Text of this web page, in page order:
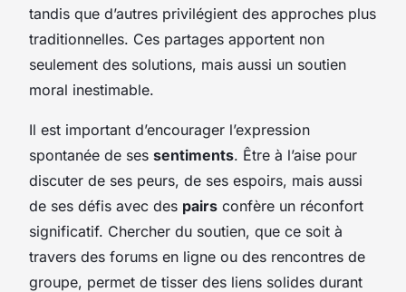
tandis que d’autres privilégient des approches plus
traditionnelles. Ces partages apportent non
seulement des solutions, mais aussi un soutien
moral inestimable.
Il est important d’encourager l’expression
spontanée de ses sentiments. Être à l’aise pour
discuter de ses peurs, de ses espoirs, mais aussi
de ses défis avec des pairs confère un réconfort
significatif. Chercher du soutien, que ce soit à
travers des forums en ligne ou des rencontres de
groupe, permet de tisser des liens solides durant